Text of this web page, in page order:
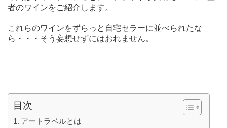
者のワインをご紹介します。
これらのワインをずらっと自宅セラーに並べられたな
ら・・・そう妄想せずにはおれません。
目次
アートラベルとは